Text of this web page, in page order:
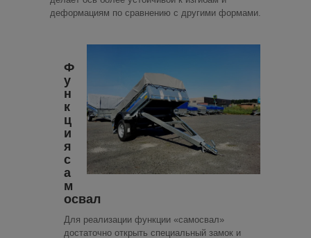
деформациям по сравнению с другими формами.
Ф
у
н
к
ц
и
я
с
а
м
освал
Для реализации функции «самосвал»
достаточно открыть специальный замок и